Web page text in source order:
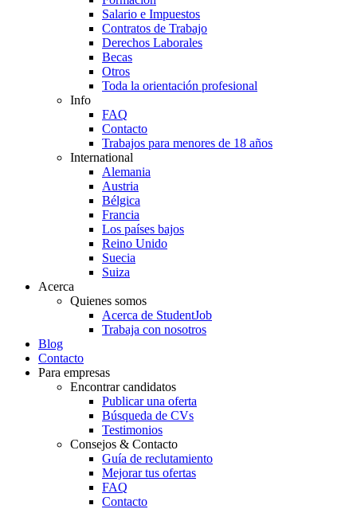
Salario e Impuestos
Contratos de Trabajo
Derechos Laborales
Becas
Otros
Toda la orientación profesional
Info
FAQ
Contacto
Trabajos para menores de 18 años
International
Alemania
Austria
Bélgica
Francia
Los países bajos
Reino Unido
Suecia
Suiza
Acerca
Quienes somos
Acerca de StudentJob
Trabaja con nosotros
Blog
Contacto
Para empresas
Encontrar candidatos
Publicar una oferta
Búsqueda de CVs
Testimonios
Consejos & Contacto
Guía de reclutamiento
Mejorar tus ofertas
FAQ
Contacto